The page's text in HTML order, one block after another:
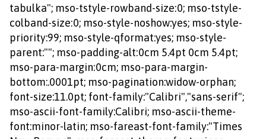
tabulka"; mso-tstyle-rowband-size:0; mso-tstyle-
colband-size:0; mso-style-noshow:yes; mso-style-
priority:99; mso-style-qformat:yes; mso-style-
parent:""; mso-padding-alt:0cm 5.4pt 0cm 5.4pt;
mso-para-margin:0cm; mso-para-margin-
bottom:.0001pt; mso-pagination:widow-orphan;
font-size:11.0pt; font-family:"Calibri","sans-serif";
mso-ascii-font-family:Calibri; mso-ascii-theme-
font:minor-latin; mso-fareast-font-family:"Times